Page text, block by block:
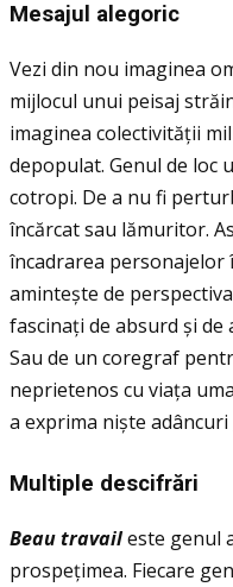
Mesajul alegoric
Vezi din nou imaginea
mijlocul unui peisaj
imaginea colectivităţii
depopulat. Genul de loc
cotropi. De a nu fi
încărcat sau lămuritor.
încadrarea personajelor
amintește de
fascinaţi de absurd și de
Sau de un coregraf
neprietenos cu viaţa
a exprima niște
Multiple descifrări
Beau travaileste genul
prospețimea. Fiecare